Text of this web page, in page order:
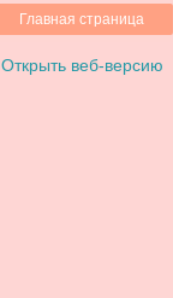
Главная страница
Открыть веб-версию